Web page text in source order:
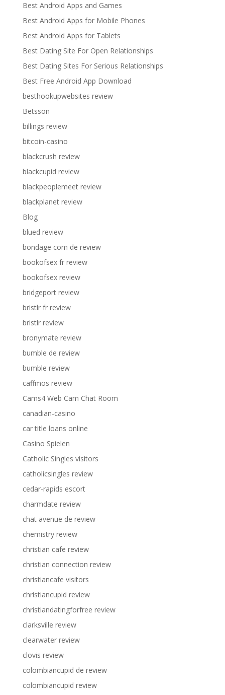
Best Android Apps and Games
Best Android Apps for Mobile Phones
Best Android Apps for Tablets
Best Dating Site For Open Relationships
Best Dating Sites For Serious Relationships
Best Free Android App Download
besthookupwebsites review
Betsson
billings review
bitcoin-casino
blackcrush review
blackcupid review
blackpeoplemeet review
blackplanet review
Blog
blued review
bondage com de review
bookofsex fr review
bookofsex review
bridgeport review
bristlr fr review
bristlr review
bronymate review
bumble de review
bumble review
caffmos review
Cams4 Web Cam Chat Room
canadian-casino
car title loans online
Casino Spielen
Catholic Singles visitors
catholicsingles review
cedar-rapids escort
charmdate review
chat avenue de review
chemistry review
christian cafe review
christian connection review
christiancafe visitors
christiancupid review
christiandatingforfree review
clarksville review
clearwater review
clovis review
colombiancupid de review
colombiancupid review